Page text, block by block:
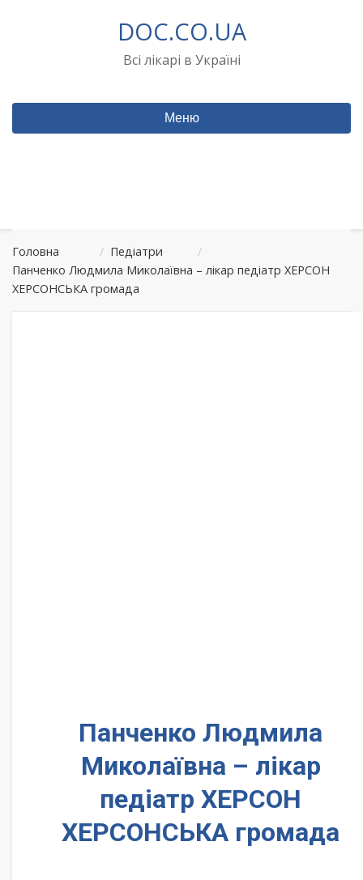
DOC.CO.UA
Всі лікарі в Україні
Меню
Головна / Педіатри
/
Панченко Людмила Миколаївна – лікар педіатр ХЕРСОН
ХЕРСОНСЬКА громада
Панченко Людмила
Миколаївна – лікар
педіатр ХЕРСОН
ХЕРСОНСЬКА громада